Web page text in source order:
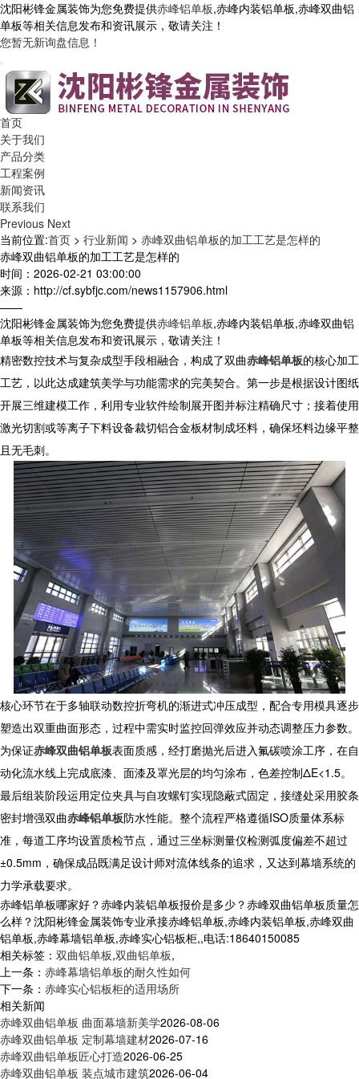
沈阳彬锋金属装饰为您免费提供赤峰铝单板,赤峰内装铝单板,赤峰双曲铝
单板等相关信息发布和资讯展示，敬请关注！
您暂无新询盘信息！
首页
关于我们
产品分类
工程案例
新闻资讯
联系我们
Previous Next
当前位置:首页 > 行业新闻 > 赤峰双曲铝单板的加工工艺是怎样的
赤峰双曲铝单板的加工工艺是怎样的
时间：2026-02-21 03:00:00
来源：http://cf.sybfjc.com/news1157906.html
——
沈阳彬锋金属装饰为您免费提供赤峰铝单板,赤峰内装铝单板,赤峰双曲铝
单板等相关信息发布和资讯展示，敬请关注！
精密数控技术与复杂成型手段相融合，构成了双曲赤峰铝单板的核心加工
工艺，以此达成建筑美学与功能需求的完美契合。第一步是根据设计图纸
开展三维建模工作，利用专业软件绘制展开图并标注精确尺寸；接着使用
激光切割或等离子下料设备裁切铝合金板材制成坯料，确保坯料边缘平整
且无毛刺。
核心环节在于多轴联动数控折弯机的渐进式冲压成型，配合专用模具逐步
塑造出双重曲面形态，过程中需实时监控回弹效应并动态调整压力参数。
为保证赤峰双曲铝单板表面质感，经打磨抛光后进入氟碳喷涂工序，在自
动化流水线上完成底漆、面漆及罩光层的均匀涂布，色差控制ΔE<1.5。
最后组装阶段运用定位夹具与自攻螺钉实现隐蔽式固定，接缝处采用胶条
密封增强双曲赤峰铝单板防水性能。整个流程严格遵循ISO质量体系标
准，每道工序均设置质检节点，通过三坐标测量仪检测弧度偏差不超过
±0.5mm，确保成品既满足设计师对流体线条的追求，又达到幕墙系统的
力学承载要求。
赤峰铝单板哪家好？赤峰内装铝单板报价是多少？赤峰双曲铝单板质量怎
么样？沈阳彬锋金属装饰专业承接赤峰铝单板,赤峰内装铝单板,赤峰双曲
铝单板,赤峰幕墙铝单板,赤峰实心铝板柜,,电话:18640150085
相关标签： 双曲铝单板,双曲铝单板,
上一条： 赤峰幕墙铝单板的耐久性如何
下一条： 赤峰实心铝板柜的适用场所
相关新闻
赤峰双曲铝单板 曲面幕墙新美学2026-08-06
赤峰双曲铝单板 定制幕墙建材2026-07-16
赤峰双曲铝单板匠心打造2026-06-25
赤峰双曲铝单板 装点城市建筑2026-06-04